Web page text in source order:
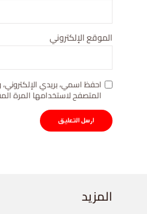
الموقع الإلكتروني
احفظ اسمي، بريدي
المتصفح لاستخدامها المرة
المزيد